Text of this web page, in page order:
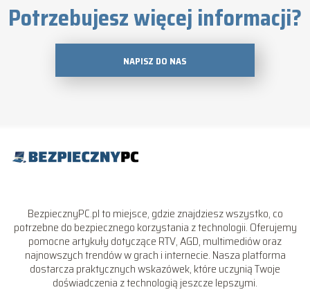
Potrzebujesz więcej informacji?
NAPISZ DO NAS
BezpiecznyPC.pl to miejsce, gdzie znajdziesz wszystko, co
potrzebne do bezpiecznego korzystania z technologii. Oferujemy
pomocne artykuły dotyczące RTV, AGD, multimediów oraz
najnowszych trendów w grach i internecie. Nasza platforma
dostarcza praktycznych wskazówek, które uczynią Twoje
doświadczenia z technologią jeszcze lepszymi.